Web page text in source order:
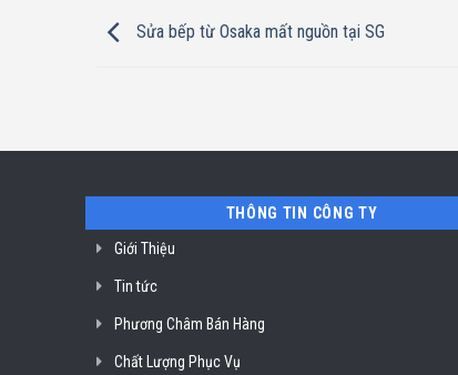
Sửa bếp từ Osaka mất nguồn tại SG
THÔNG TIN CÔNG TY
Giới Thiệu
Tin tức
Phương Châm Bán Hàng
Chất Lượng Phục Vụ